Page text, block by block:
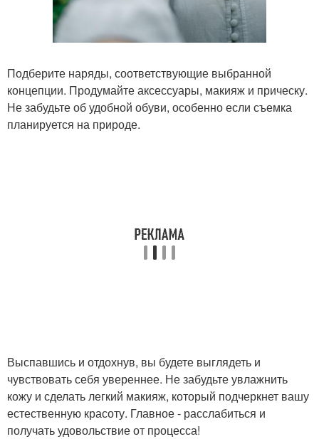
Подберите наряды, соответствующие выбранной
концепции. Продумайте аксессуары, макияж и прическу.
Не забудьте об удобной обуви, особенно если съемка
планируется на природе.
Выспавшись и отдохнув, вы будете выглядеть и
чувствовать себя увереннее. Не забудьте увлажнить
кожу и сделать легкий макияж, который подчеркнет вашу
естественную красоту. Главное - расслабиться и
получать удовольствие от процесса!